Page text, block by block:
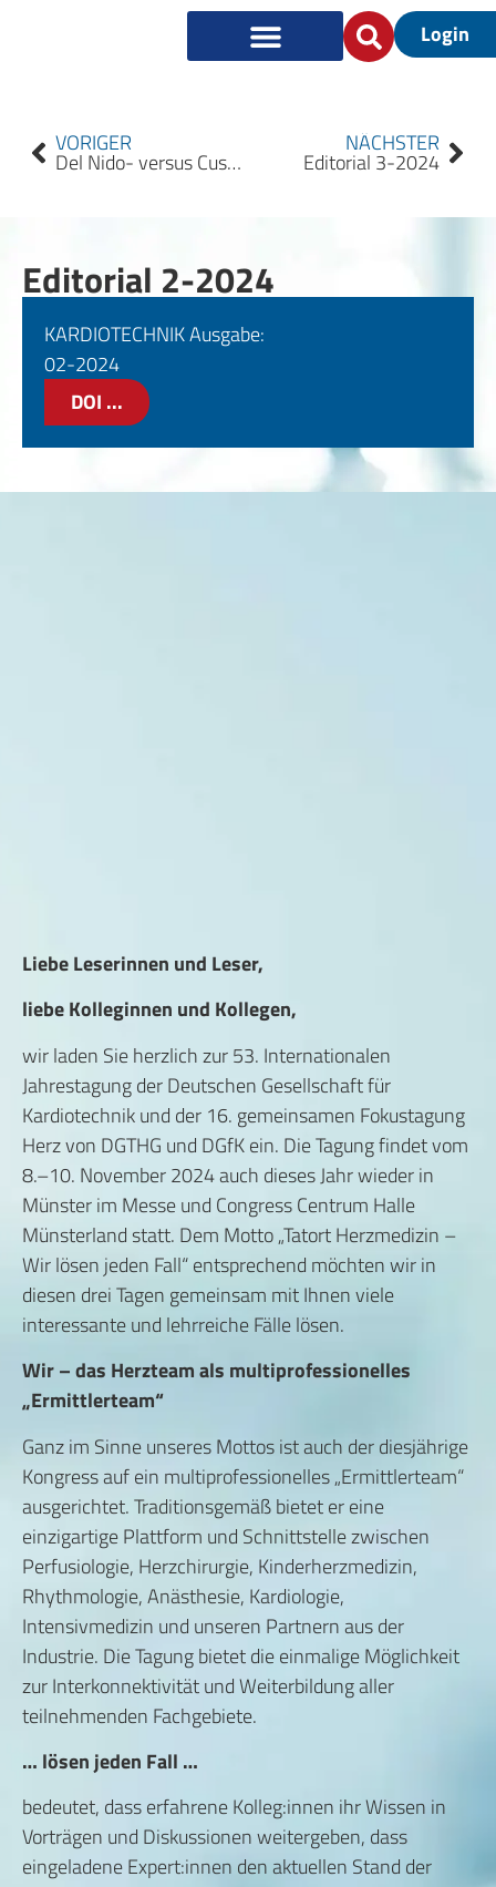
Login
VORIGER
Del Nido- versus Custodiol- Kardioplegie bei minimalinvasiven Mitralklappenoperationen
NÄCHSTER
Editorial 3-2024
Editorial 2-2024
KARDIOTECHNIK Ausgabe:
02-2024
DOI ...
Liebe Leserinnen und Leser,
liebe Kolleginnen und Kollegen,
wir laden Sie herzlich zur 53. Internationalen
Jahrestagung der Deutschen Gesellschaft für
Kardiotechnik und der 16. gemeinsamen Fokustagung
Herz von DGTHG und DGfK ein. Die Tagung findet vom
8.–10. November 2024 auch dieses Jahr wieder in
Münster im Messe und Congress Centrum Halle
Münsterland statt. Dem Motto „Tatort Herzmedizin –
Wir lösen jeden Fall“ entsprechend möchten wir in
diesen drei Tagen gemeinsam mit Ihnen viele
interessante und lehrreiche Fälle lösen.
Wir – das Herzteam als multiprofessionelles
„Ermittlerteam“
Ganz im Sinne unseres Mottos ist auch der diesjährige
Kongress auf ein multiprofessionelles „Ermittlerteam“
ausgerichtet. Traditionsgemäß bietet er eine
einzigartige Plattform und Schnittstelle zwischen
Perfusiologie, Herzchirurgie, Kinderherzmedizin,
Rhythmologie, Anästhesie, Kardiologie,
Intensivmedizin und unseren Partnern aus der
Industrie. Die Tagung bietet die einmalige Möglichkeit
zur Interkonnektivität und Weiterbildung aller
teilnehmenden Fachgebiete.
… lösen jeden Fall …
bedeutet, dass erfahrene Kolleg:innen ihr Wissen in
Vorträgen und Diskussionen weitergeben, dass
eingeladene Expert:innen den aktuellen Stand der